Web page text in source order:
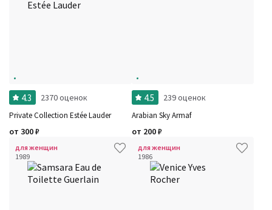
4.3 2370 оценок
Private Collection Estée Lauder
от 300₽
4.5 239 оценок
Arabian Sky Armaf
от 200₽
для женщин
1989
для женщин
1986